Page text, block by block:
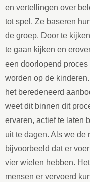
en vertellingen over
tot spel. Ze baseren
de groep. Door te
te gaan kijken en
een doorlopend
worden op de
het beredeneerd
weet dit binnen dit
ervaren, actief te laten
uit te dagen. Als we de
bijvoorbeeld dat er
vier wielen hebben.
mensen er vervoerd